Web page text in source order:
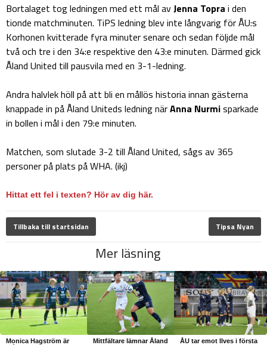
Bortalaget tog ledningen med ett mål avJenna Topra i den
tionde matchminuten. TiPS ledning blev inte långvarig för ÅU:s
Korhonen kvitterade fyra minuter senare och sedan följde mål
två och tre i den 34:e respektive den 43:e minuten. Därmed gick
Åland United till pausvila med en 3-1-ledning.
Andra halvlek höll på att bli en mållös historia innan gästerna
knappade in på Åland Uniteds ledning närAnna Nurmisparkade
in bollen i mål i den 79:e minuten.
Matchen, som slutade 3-2 till Åland United, sågs av 365
personer på plats på WHA. (ikj)
Hittat ett fel i texten? Hör av dig här.
Tillbaka till startsidan Tipsa Nyan
Mer läsning
Monica Hagström är
Mittfältare lämnar Åland
ÅU tar emot Ilves i första